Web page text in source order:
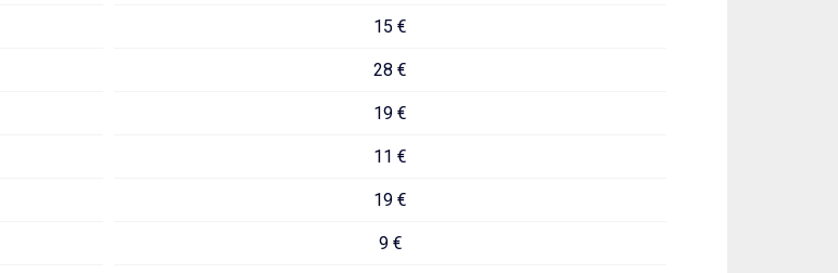
15 €
28 €
19 €
11 €
19 €
9 €